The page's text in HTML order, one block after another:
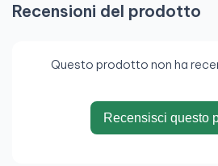
Recensioni del prodotto
Questo prodotto non ha
Recensisci questo